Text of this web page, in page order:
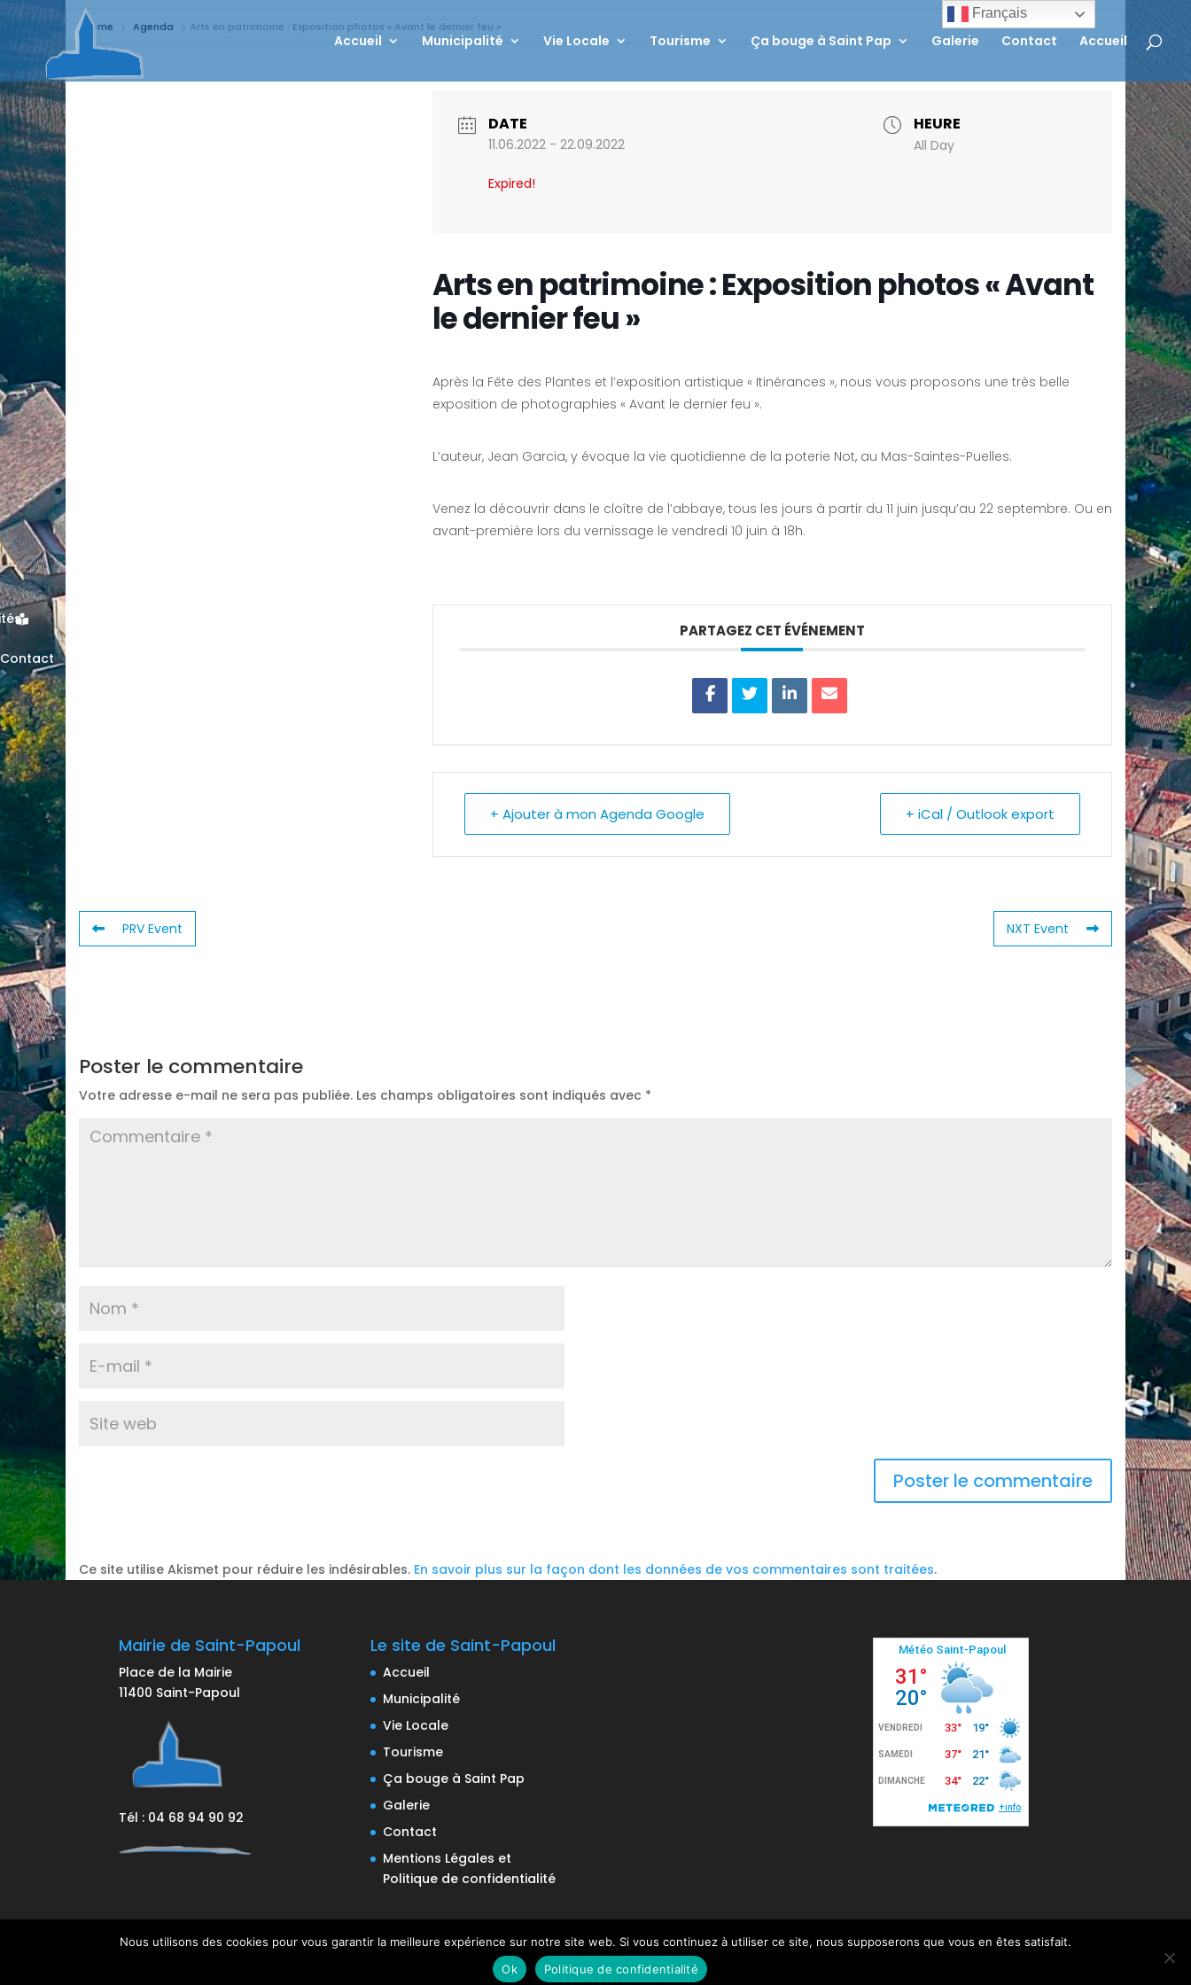
Accueil Municipalité Vie Locale Tourisme Ça bouge à Saint Pap Galerie Contact Accueil
Home Agenda Arts en patrimoine : Exposition photos « Avant le dernier feu »
DATE
11.06.2022- 22.09.2022
Expired!
HEURE
All Day
Arts en patrimoine : Exposition photos « Avant
le dernier feu »
Après la Fête des Plantes et l’exposition artistique « Itinérances », nous vous proposons une très belle
exposition de photographies « Avant le dernier feu ».
L’auteur, Jean Garcia, y évoque la vie quotidienne de la poterie Not, au Mas-Saintes-Puelles.
Venez la découvrir dans le cloître de l’abbaye, tous les jours à partir du 11 juin jusqu’au 22 septembre. Ou en
avant-première lors du vernissage le vendredi 10 juin à 18h.
PARTAGEZ CET ÉVÉNEMENT
+ Ajouter à mon Agenda Google + iCal / Outlook export
PRV Event NXT Event
Poster le commentaire
Votre adresse e-mail ne sera pas publiée. Les champs obligatoires sont indiqués avec *
Ce site utilise Akismet pour réduire les indésirables. En savoir plus sur la façon dont les données de vos commentaires sont traitées.
Mairie de Saint-Papoul
Place de la Mairie
11400 Saint-Papoul
Tél : 04 68 94 90 92
Le site de Saint-Papoul
Accueil
Municipalité
Vie Locale
Tourisme
Ça bouge à Saint Pap
Galerie
Contact
Mentions Légales et
Politique de confidentialité
Français
Contact
Nous utilisons des cookies pour vous garantir la meilleure expérience sur notre site web. Si vous continuez à utiliser ce site, nous supposerons que vous en êtes satisfait.
Ok
Politique de confidentialité